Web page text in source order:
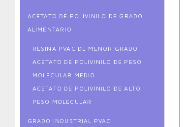
ACETATO DE POLIVINILO DE GRADO
ALIMENTARIO
RESINA PVAC DE MENOR GRADO
ACETATO DE POLIVINILO DE PESO
MOLECULAR MEDIO
ACETATO DE POLIVINILO DE ALTO
PESO MOLECULAR
GRADO INDUSTRIAL PVAC